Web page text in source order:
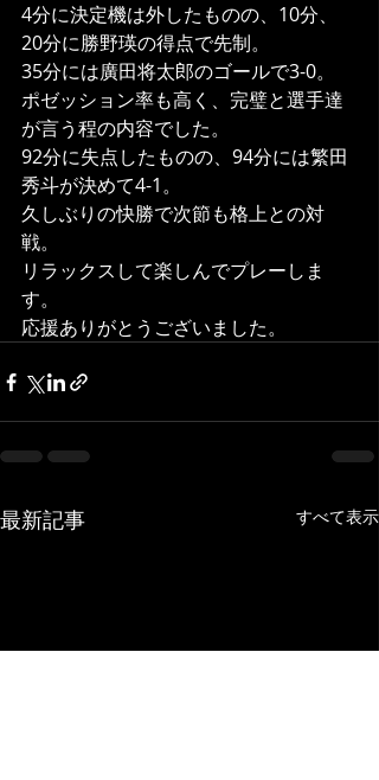
4分に決定機は外したものの、10分、
20分に勝野瑛の得点で先制。
35分には廣田将太郎のゴールで3-0。
ポゼッション率も高く、完璧と選手達
が言う程の内容でした。
92分に失点したものの、94分には繁田
秀斗が決めて4-1。
久しぶりの快勝で次節も格上との対
戦。
リラックスして楽しんでプレーしま
す。
応援ありがとうございました。
最新記事 すべて表示